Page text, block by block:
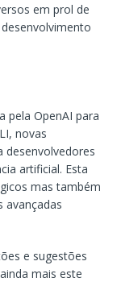
em prol de
pela OpenAI para
novas
desenvolvedores
artificial. Esta
mas também
avançadas
e sugestões
mais este